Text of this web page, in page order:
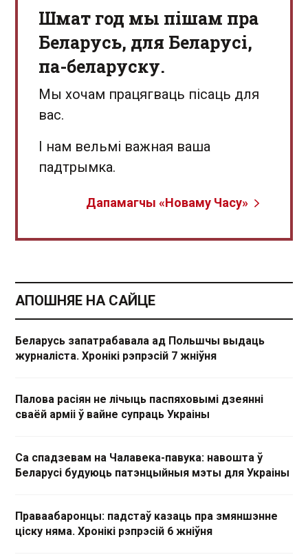
Шмат год мы пішам пра
Беларусь, для Беларусі,
па-беларуску.
Мы хочам працягваць пісаць для
вас.
І нам вельмі важная ваша
падтрымка.
Дапамагчы «Новаму Часу»
АПОШНЯЕ НА САЙЦЕ
Беларусь запатрабавала ад Польшчы выдаць
журналіста. Хронікі рэпрэсій 7 жніўня
Палова расіян не лічыць паспяховымі дзеянні
сваёй арміі ў вайне супраць Украіны
Са спадзевам на Чалавека-павука: навошта ў
Беларусі будуюць патэнцыйныя мэты для Украіны
Праваабаронцы: падстаў казаць пра змяншэнне
ціску няма. Хронікі рэпрэсій 6 жніўня